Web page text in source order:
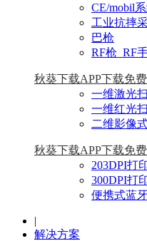
CE/mobil
工业抗摔
巴枪
RF枪_RF
秋葵下载APP下载免
一维激光
一维红光
二维影像
秋葵下载APP下载免
203DPI打
300DPI打
便携式蓝
|
解决方案